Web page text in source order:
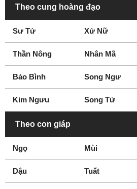
Niagara Falls
Penticton
Pickering
Prince
Quebec
Red Deer
Regina
Richmond
Theo cung hoàng đạo
Sư Tử Xử Nữ
Thần Nông Nhân Mã
Bảo Bình Song Ngư
Kim Ngưu Song Tử
Theo con giáp
Ngọ Mùi
Dậu Tuất